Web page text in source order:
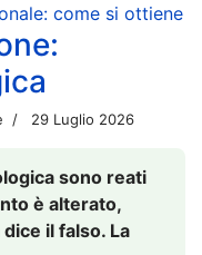
come si ottiene
29 Luglio 2026
sono reati
è alterato,
il falso. La